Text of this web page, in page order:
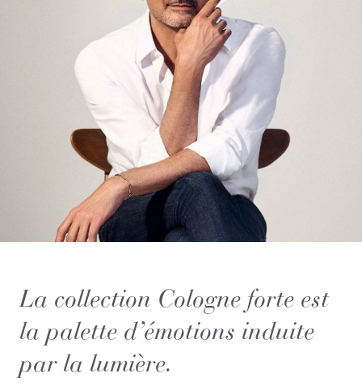
La collection Cologne forte est
la palette d’émotions induite
par la lumière.